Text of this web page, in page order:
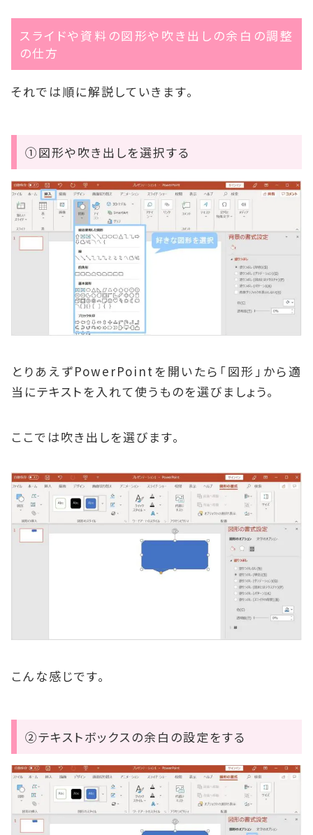
スライドや資料の図形や吹き出しの余白の調整
の仕方
それでは順に解説していきます。
①図形や吹き出しを選択する
とりあえずPowerPointを開いたら「図形」から適
当にテキストを入れて使うものを選びましょう。
ここでは吹き出しを選びます。
こんな感じです。
②テキストボックスの余白の設定をする